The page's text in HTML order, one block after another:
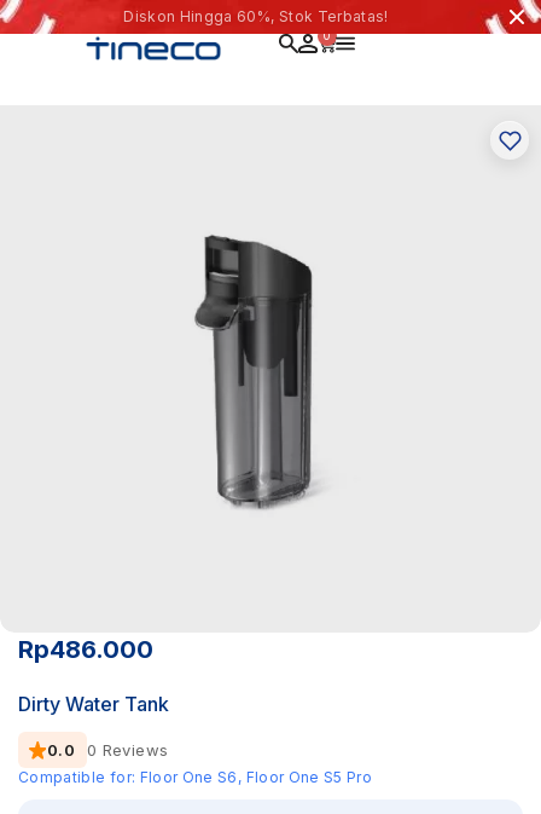
Diskon Hingga 60%, Stok Terbatas!
0
STOK HABIS
Rp486.000
Dirty Water Tank
0.0 0 Reviews
Compatible for: Floor One S6, Floor One S5 Pro